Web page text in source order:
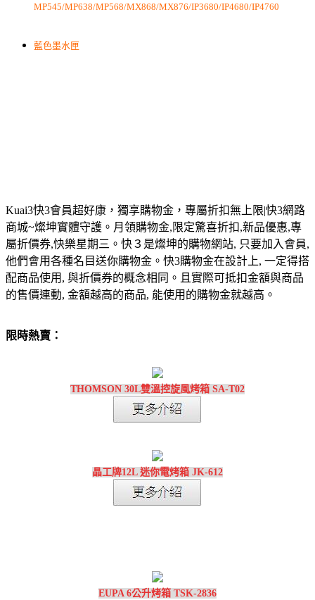
MP545/MP638/MP568/MX868/MX876/IP3680/IP4680/IP4760
藍色墨水匣
Kuai3快3會員超好康，獨享購物金，專屬折扣無上限|快3網路
商城~燦坤實體守護。月領購物金,限定驚喜折扣,新品優惠,專
屬折價券,快樂星期三。快３是燦坤的購物網站, 只要加入會員,
他們會用各種名目送你購物金。快3購物金在設計上, 一定得搭
配商品使用, 與折價券的概念相同。且實際可抵扣金額與商品
的售價連動, 金額越高的商品, 能使用的購物金就越高。
限時熱賣：
THOMSON 30L雙溫控旋風烤箱 SA-T02
晶工牌12L 迷你電烤箱 JK-612
EUPA 6公升烤箱 TSK-2836